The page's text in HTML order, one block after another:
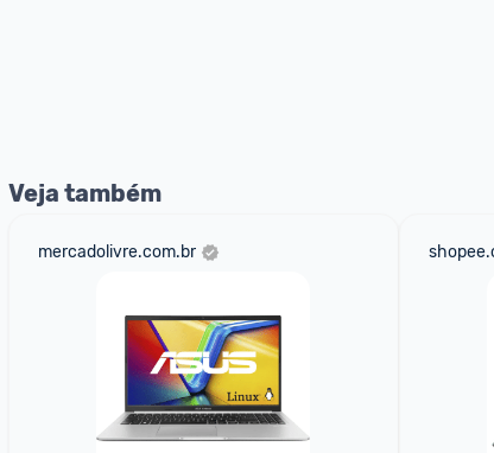
Veja também
mercadolivre.com.br